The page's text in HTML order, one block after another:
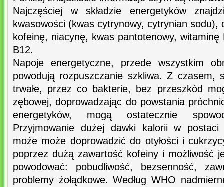
Najczęściej w składzie energetyków
kwasowości (kwas cytrynowy, cytrynian sodu),
kofeinę, niacynę, kwas pantotenowy,
B12.
Napoje energetyczne, przede wszystkim
powodują rozpuszczanie szkliwa. Z czasem,
trwałe, przez co bakterie, bez przeszkód
zębowej, doprowadzając do powstania
energetyków, mogą ostatecznie
Przyjmowanie dużej dawki kalorii w postaci
może może doprowadzić do otyłości i
poprzez dużą zawartość kofeiny i możliwość
powodować: pobudliwość, bezsenność,
problemy żołądkowe. Według WHO